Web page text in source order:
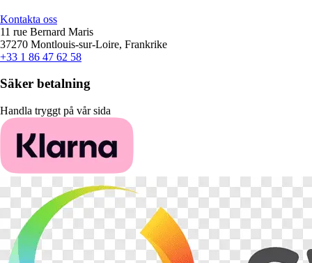
Kontakta oss
11 rue Bernard Maris
37270 Montlouis-sur-Loire, Frankrike
+33 1 86 47 62 58
Säker betalning
Handla tryggt på vår sida